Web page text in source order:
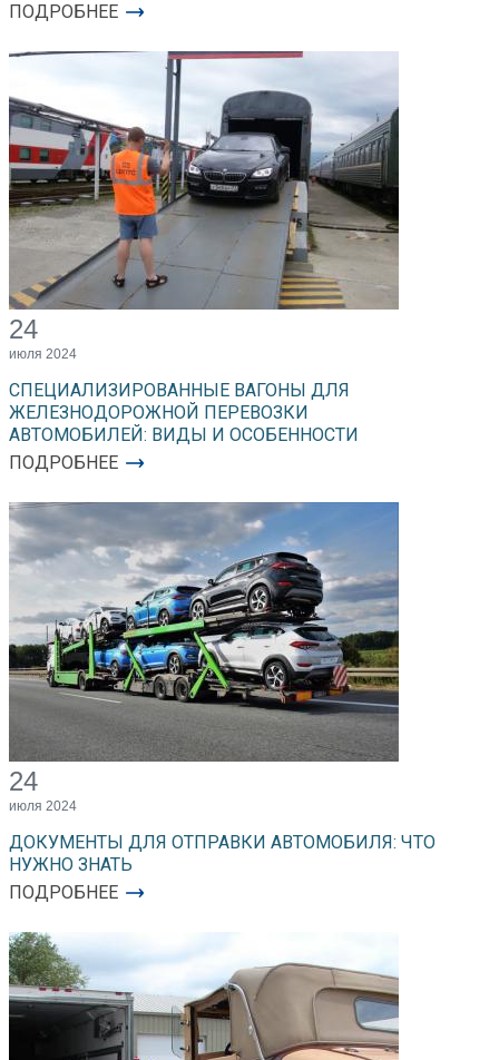
ПОДРОБНЕЕ
24
июля 2024
СПЕЦИАЛИЗИРОВАННЫЕ ВАГОНЫ ДЛЯ
ЖЕЛЕЗНОДОРОЖНОЙ ПЕРЕВОЗКИ
АВТОМОБИЛЕЙ: ВИДЫ И ОСОБЕННОСТИ
ПОДРОБНЕЕ
24
июля 2024
ДОКУМЕНТЫ ДЛЯ ОТПРАВКИ АВТОМОБИЛЯ: ЧТО
НУЖНО ЗНАТЬ
ПОДРОБНЕЕ